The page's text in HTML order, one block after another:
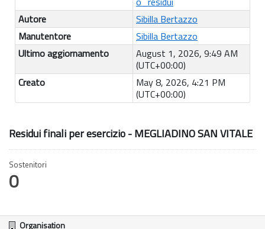
Autore
Sibilla Bertazzo
Manutentore
Sibilla Bertazzo
Ultimo aggiornamento
August 1, 2026, 9:49 AM
(UTC+00:00)
Creato
May 8, 2026, 4:21 PM
(UTC+00:00)
Residui finali per esercizio - MEGLIADINO SAN VITALE
Sostenitori
0
Organisation